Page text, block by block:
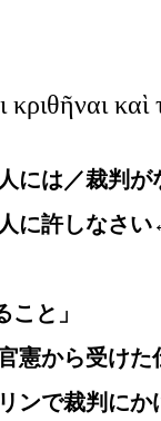
κριθῆναι
には／裁判
に許しなさ
と」
憲から受けた
ンで裁判に